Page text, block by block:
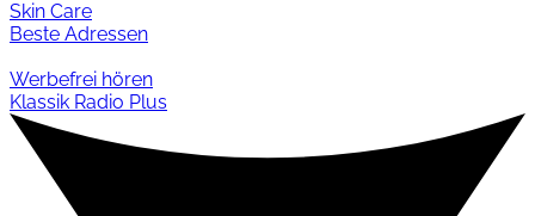
Skin Care
Beste Adressen
Werbefrei hören
Klassik Radio Plus